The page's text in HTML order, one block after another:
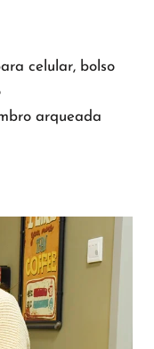
celular, bolso
arqueada